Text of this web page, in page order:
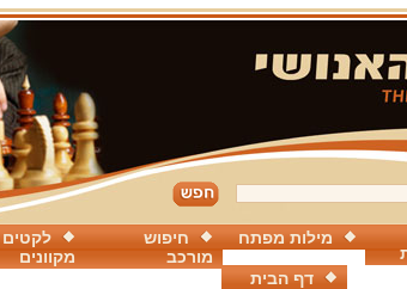
לקטים
מקוונים
חיפוש
מורכב
מילות מפתח
דף הבית